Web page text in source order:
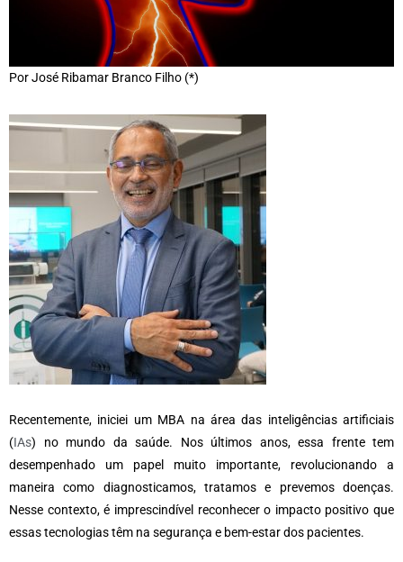
Por José Ribamar Branco Filho (*)
Recentemente, iniciei um MBA na área das inteligências artificiais
(IAs) no mundo da saúde. Nos últimos anos, essa frente tem
desempenhado um papel muito importante, revolucionando a
maneira como diagnosticamos, tratamos e prevemos doenças.
Nesse contexto, é imprescindível reconhecer o impacto positivo que
essas tecnologias têm na segurança e bem-estar dos pacientes.